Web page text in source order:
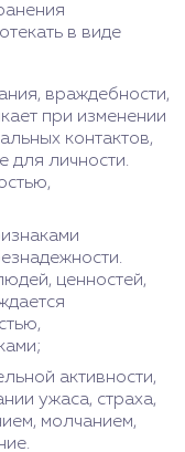
в виде
враждебности,
при изменении
контактов,
для личности.
ценностей,
активности,
ужаса, страха,
молчанием,